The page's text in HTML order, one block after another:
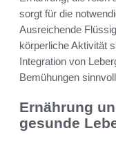
sorgt für die
Ausreichende
körperliche Aktivität
Integration von
Bemühungen
Ernährung
gesunde